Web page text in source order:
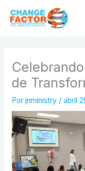
contenido
de
Por jnministry / abril